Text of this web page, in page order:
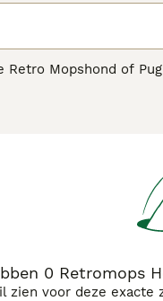
Mopshond of
korte vacht die in
0 Retromops
voor deze exacte